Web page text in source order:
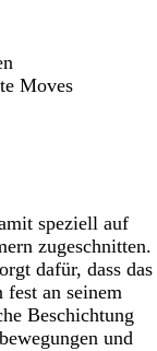
Moves
speziell auf
zugeschnitten.
dafür, dass das
fest an seinem
Beschichtung
und